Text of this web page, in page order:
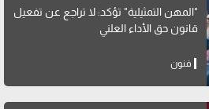
"المهن التمثيلية" تؤكد: لا تراجع عن تفعيل
قانون حق الأداء العلني
فنون